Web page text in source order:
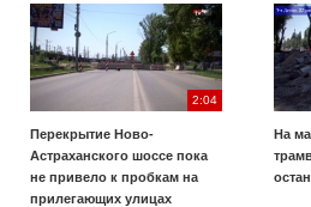
2:04
Перекрытие Ново-
Астраханского шоссе пока
не привело к пробкам на
прилегающих улицах
На